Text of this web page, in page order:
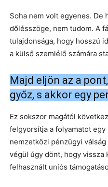
Soha nem volt egyenes. De
dőlésszöge, nem tudom. A
tulajdonsága, hogy hosszú
a külső szemlélő számára
Majd eljön az a
győz, s akkor egy
Ez sokszor magától
felgyorsítja a folyamatot
nemzetközi pénzügyi
végül úgy dönt, hogy vissza
felhasznált uniós